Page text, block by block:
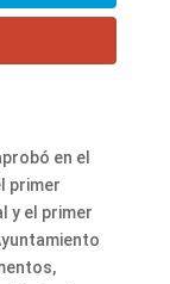
en el
primer
y el primer